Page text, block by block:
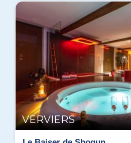
VERVIERS